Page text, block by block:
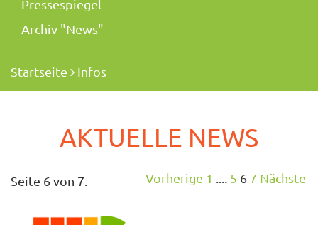
Pressespiegel
Archiv "News"
Startseite Infos
AKTUELLE NEWS
Seite 6 von 7. Vorherige 1 5 6 7 Nächste